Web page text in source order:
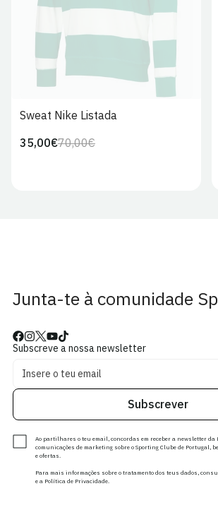
Sweat Nike Listada
Preço
70,00€Preço
35,00€
Junta-te à comunidade
Subscreve a nossa newsletter
Subscrever
Ao partilhares o teu email, concordas em receber a newsletter da
comunicações de marketing sobre o Sporting Clube de Portugal,
e ofertas.
Para mais informações sobre o tratamento dos teus dados,
e a Política de Privacidade.